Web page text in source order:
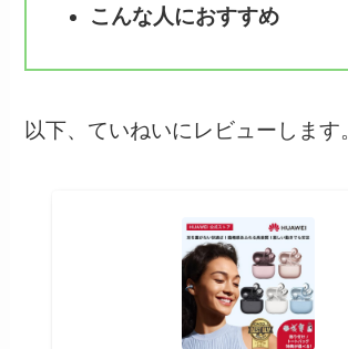
こんな人におすすめ
以下、ていねいにレビューします